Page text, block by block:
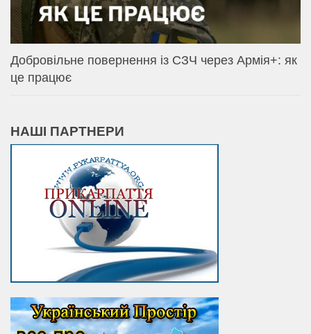
Добровільне повернення із СЗЧ через Армія+: як
це працює
НАШІ ПАРТНЕРИ